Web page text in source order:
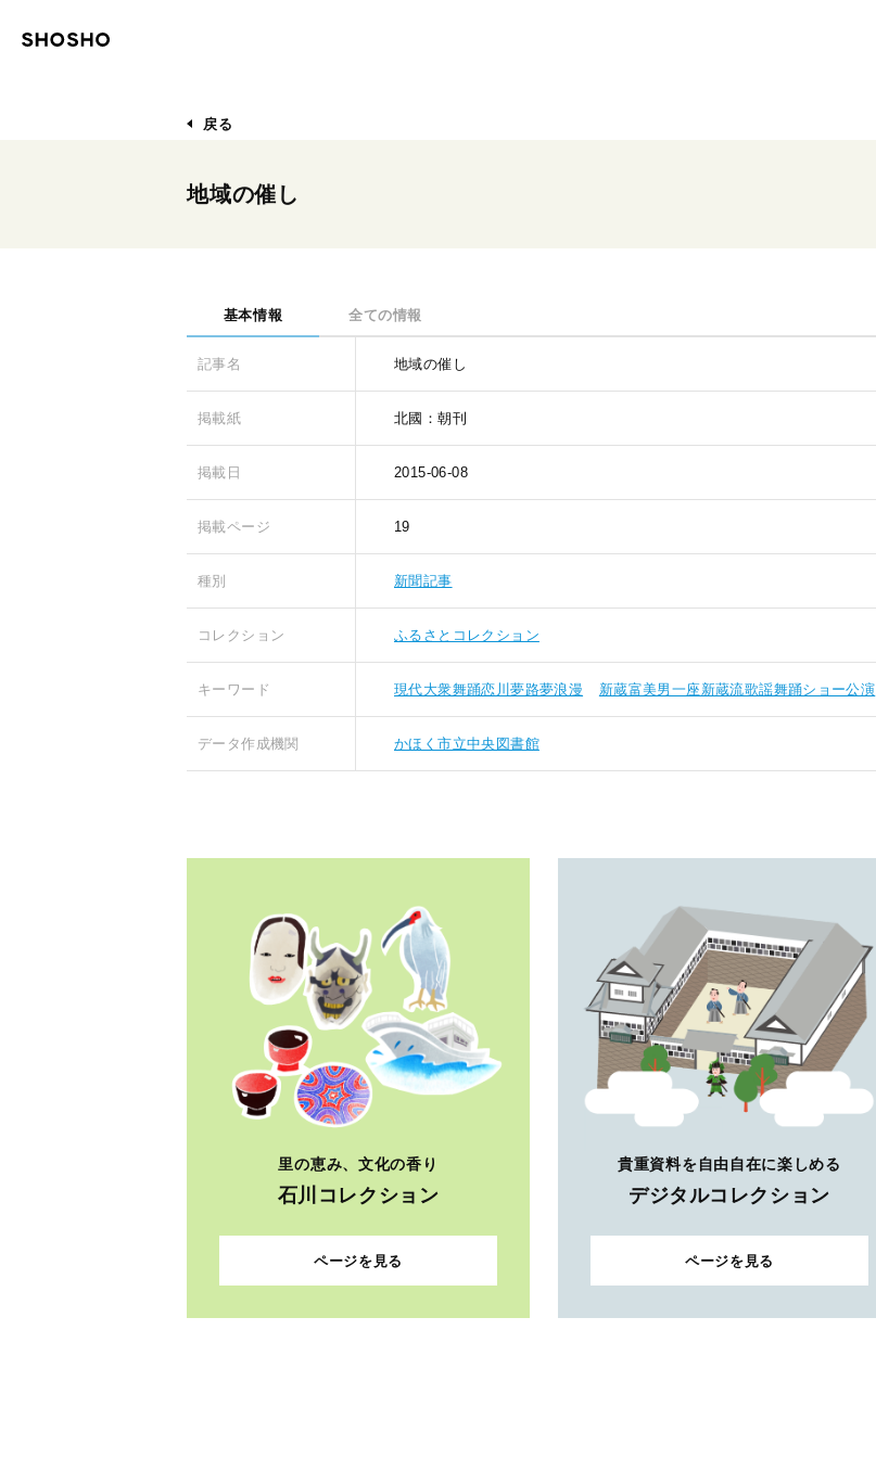
戻る
地域の催し
基本情報 全ての情報
記事名 地域の催し
掲載紙 北國：朝刊
掲載日 2015-06-08
掲載ページ 19
種別 新聞記事
コレクション ふるさとコレクション
キーワード 現代大衆舞踊恋川夢路夢浪漫 新蔵富美男一座新蔵流歌謡舞踊ショー公演
データ作成機関 かほく市立中央図書館
里の恵み、文化の香り
石川コレクション
ページを見る
貴重資料を自由自在に楽しめる
デジタルコレクション
ページを見る